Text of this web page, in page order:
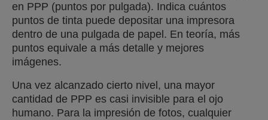
en PPP (puntos por pulgada). Indica cuántos
puntos de tinta puede depositar una impresora
dentro de una pulgada de papel. En teoría, más
puntos equivale a más detalle y mejores
imágenes.
Una vez alcanzado cierto nivel, una mayor
cantidad de PPP es casi invisible para el ojo
humano. Para la impresión de fotos, cualquier